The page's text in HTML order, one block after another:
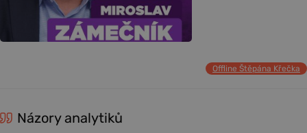
Offline Štěpána Křečka
Názory analytiků